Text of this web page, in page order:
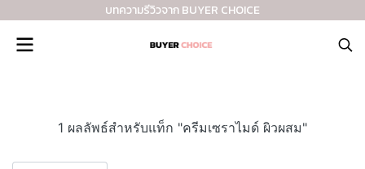
บทความรีวิวจาก BUYER CHOICE
1 ผลลัพธ์สำหรับแท็ก "ครีมเซราไมด์ ผิวผสม"